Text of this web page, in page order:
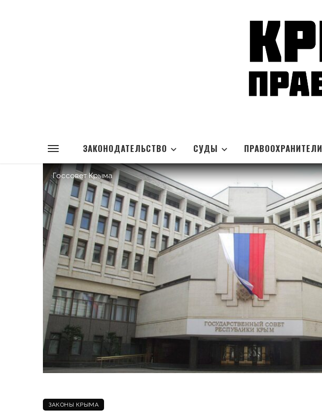
ЗАКОНОДАТЕЛЬСТВО СУДЫ ПРАВООХРАНИТЕЛИ
Госсовет Крыма
ЗАКОНЫ КРЫМА